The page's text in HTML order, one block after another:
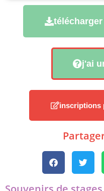
j'ai
inscriptions